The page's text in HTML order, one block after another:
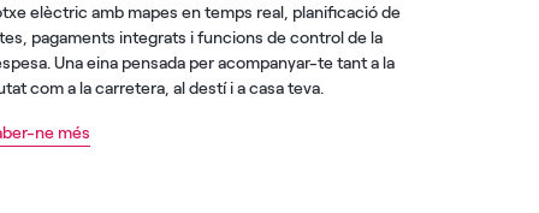
elèctric amb mapes en temps real, planificació de
pagaments integrats i funcions de control de la
Una eina pensada per acompanyar-te tant a la
com a la carretera, al destí i a casa teva.
ne més